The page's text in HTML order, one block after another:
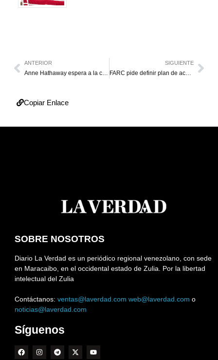
ANTERIOR
Anne Hathaway espera a la cigüeña
SIGUIENTE
FARC pide definir plan de acción contra paramilitares
Copiar Enlace
SOBRE NOSOTROS
Diario La Verdad es un periódico regional venezolano, con sede
en Maracaibo, en el occidental estado de Zulia. Por la libertad
intelectual del Zulia
Contáctanos: ventas@laverdad.com web@laverdad.com o
noticias@laverdad.com
Síguenos